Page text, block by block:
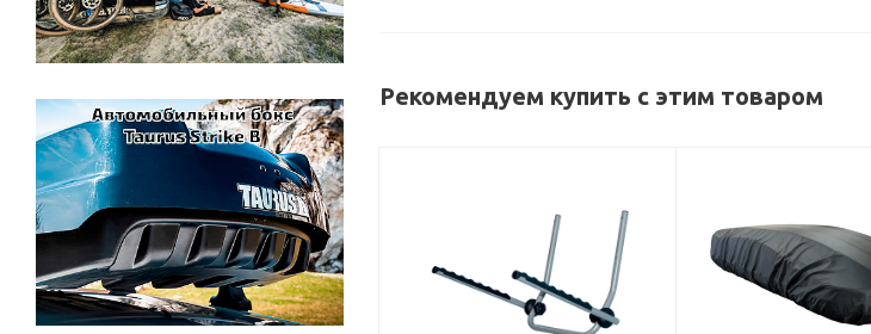
Рекомендуем купить с этим товаром